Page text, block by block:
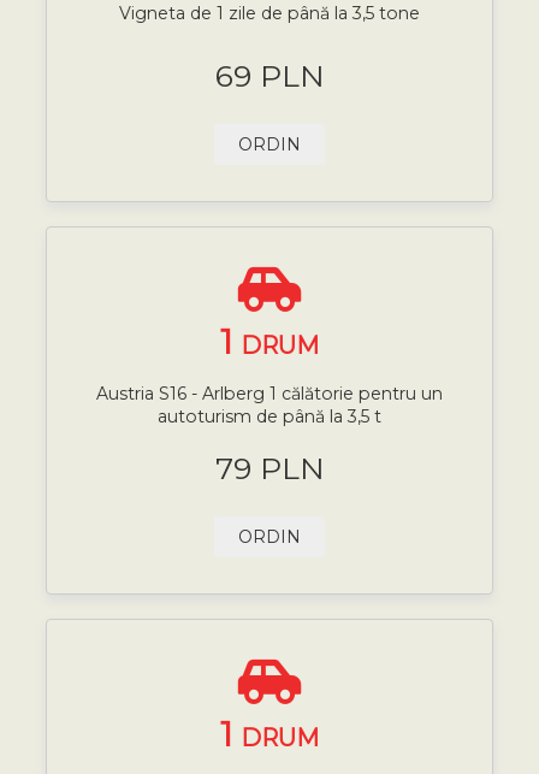
Vigneta de 1 zile de până la 3,5 tone
69 PLN
ORDIN
1 DRUM
Austria S16 - Arlberg 1 călătorie pentru un
autoturism de până la 3,5 t
79 PLN
ORDIN
1 DRUM